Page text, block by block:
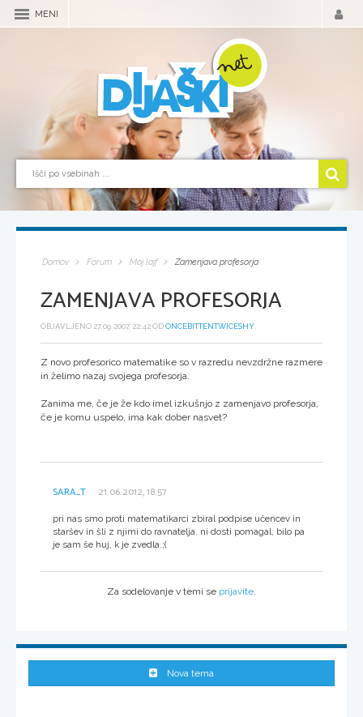
MENI
Domov Forum Moj lajf Zamenjava profesorja
ZAMENJAVA PROFESORJA
OBJAVLJENO 27.09.2007, 22:42 ODONCEBITTENTWICESHY
Z novo profesorico matematike so v razredu nevzdržne razmere
in želimo nazaj svojega profesorja.
Zanima me, če je že kdo imel izkušnjo z zamenjavo profesorja,
če je komu uspelo, ima kak dober nasvet?
SARA_T 21.06.2012, 18:57
pri nas smo proti matematikarci zbiral podpise učencev in
staršev in šli z njimi do ravnatelja. ni dosti pomagal, bilo pa
je sam še huj, k je zvedla.;(
Za sodelovanje v temi se prijavite
Nova tema